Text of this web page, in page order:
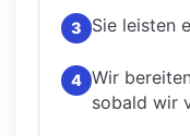
3 Sie leisten
4 Wir
sobald wir